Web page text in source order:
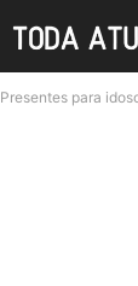
Presentes para